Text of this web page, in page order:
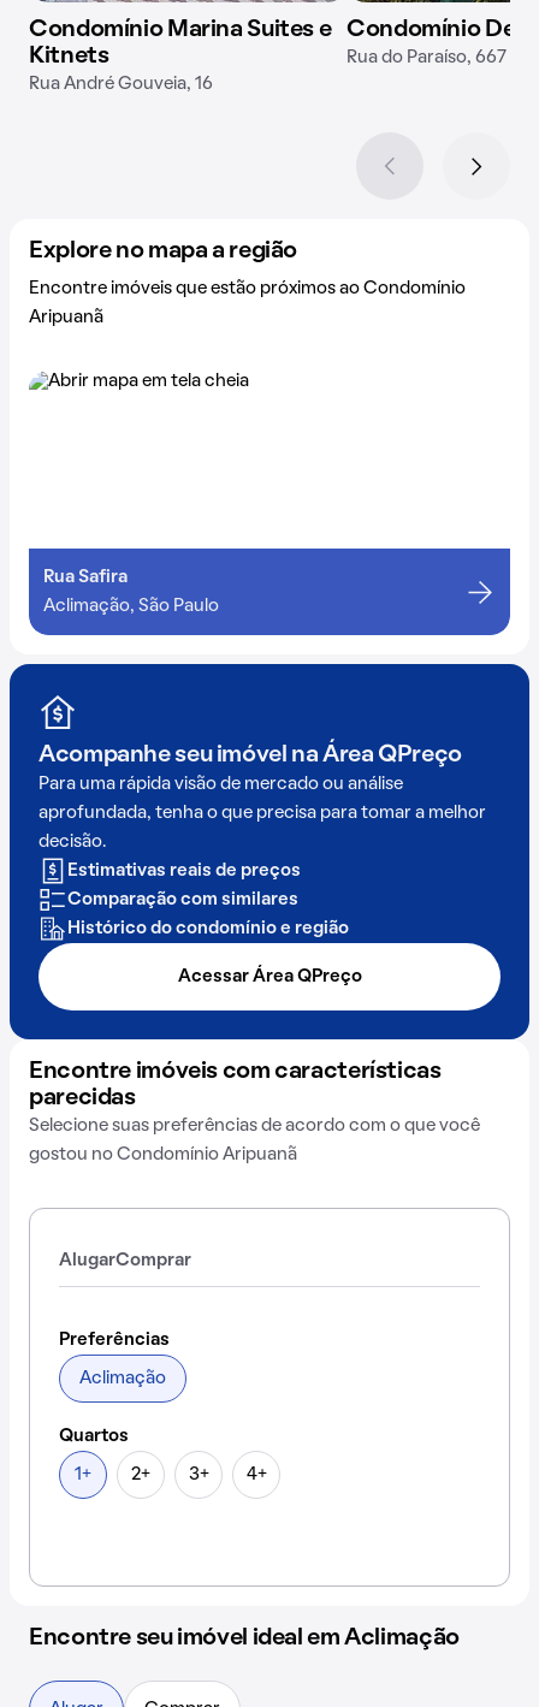
Condomínio Marina Suites e
Kitnets
Rua André Gouveia, 16
Condomínio
Rua do Paraíso, 667
Explore no mapa a região
Encontre imóveis que estão próximos ao Condomínio
Aripuanã
Rua Safira
Aclimação, São Paulo
Acompanhe seu imóvel na Área QPreço
Para uma rápida visão de mercado ou análise
aprofundada, tenha o que precisa para tomar a melhor
decisão.
Estimativas reais de preços
Comparação com similares
Histórico do condomínio e região
Acessar Área QPreço
Encontre imóveis com características
parecidas
Selecione suas preferências de acordo com o que você
gostou no Condomínio Aripuanã
AlugarComprar
Preferências
Aclimação
Quartos
1+ 2+ 3+ 4+
Encontre seu imóvel ideal em Aclimação